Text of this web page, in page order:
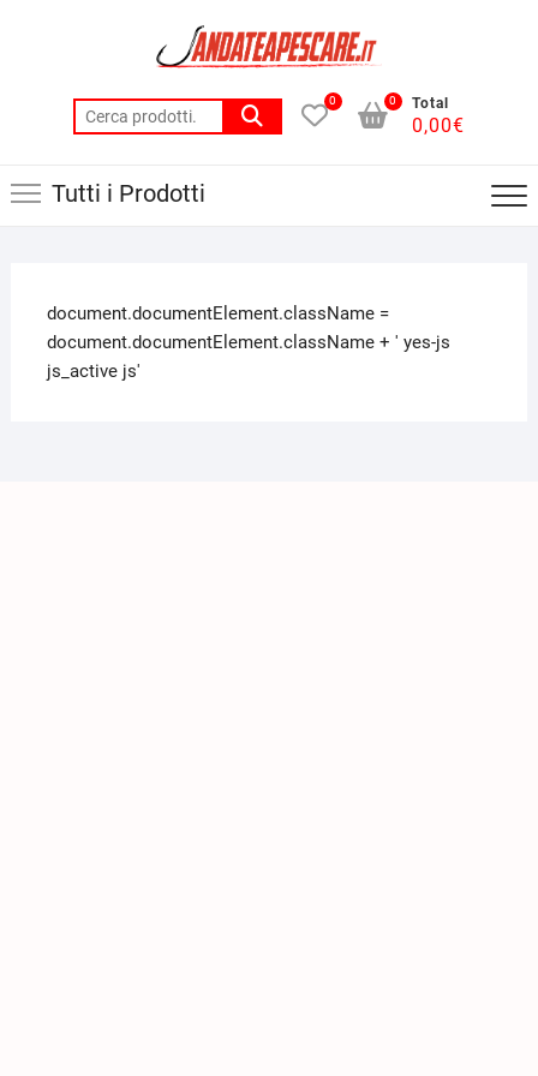
0 Total
0,00€
0
Tutti i Prodotti
document.documentElement.className =
document.documentElement.className + ' yes-js
js_active js'